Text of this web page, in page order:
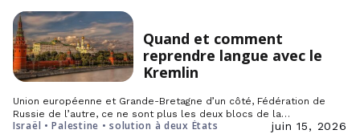
Quand et comment
reprendre langue avec le
Kremlin
Union européenne et Grande-Bretagne d’un côté, Fédération de
Russie de l’autre, ce ne sont plus les deux blocs de la…
Israël • Palestine • solution à deux États juin 15, 2026